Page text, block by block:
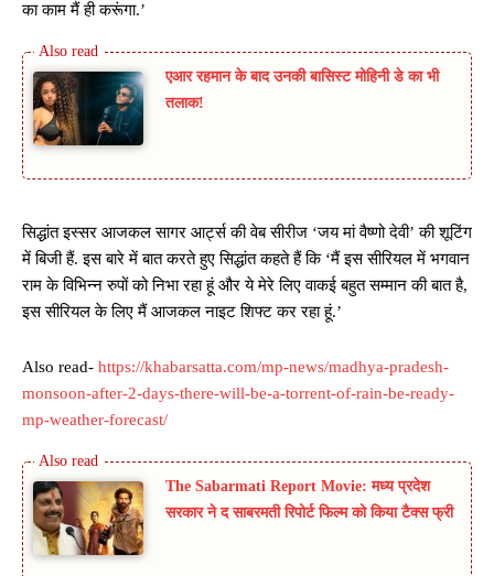
का काम मैं ही करूंगा.’
एआर रहमान के बाद उनकी बासिस्ट मोहिनी डे का भी
तलाक!
सिद्धांत इस्सर आजकल सागर आर्ट्स की वेब सीरीज ‘जय मां वैष्णो देवी’ की शूटिंग
में बिजी हैं. इस बारे में बात करते हुए सिद्धांत कहते हैं कि ‘मैं इस सीरियल में भगवान
राम के विभिन्न रुपों को निभा रहा हूं और ये मेरे लिए वाकई बहुत सम्मान की बात है,
इस सीरियल के लिए मैं आजकल नाइट शिफ्ट कर रहा हूं.’
Also read- https://khabarsatta.com/mp-news/madhya-pradesh-
monsoon-after-2-days-there-will-be-a-torrent-of-rain-be-ready-
mp-weather-forecast/
The Sabarmati Report Movie: मध्य प्रदेश
सरकार ने द साबरमती रिपोर्ट फिल्म को किया टैक्स फ्री